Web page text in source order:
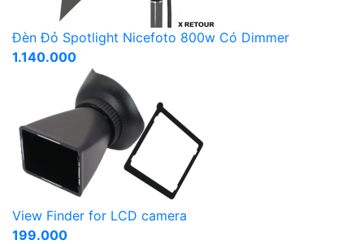
Đèn Đỏ Spotlight Nicefoto 800w Có Dimmer
1.140.000
View Finder for LCD camera
199.000